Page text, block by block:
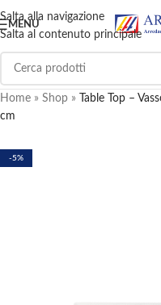
Salta alla navigazione
Salta al contenuto principale
MENU
Home » Shop »
Table Top –
cm
-5%